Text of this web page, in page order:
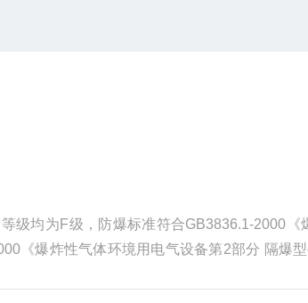
级均为F级，防爆标准符合GB3836.1-2000《
《爆炸性气体环境用电气设备第2部分 隔爆